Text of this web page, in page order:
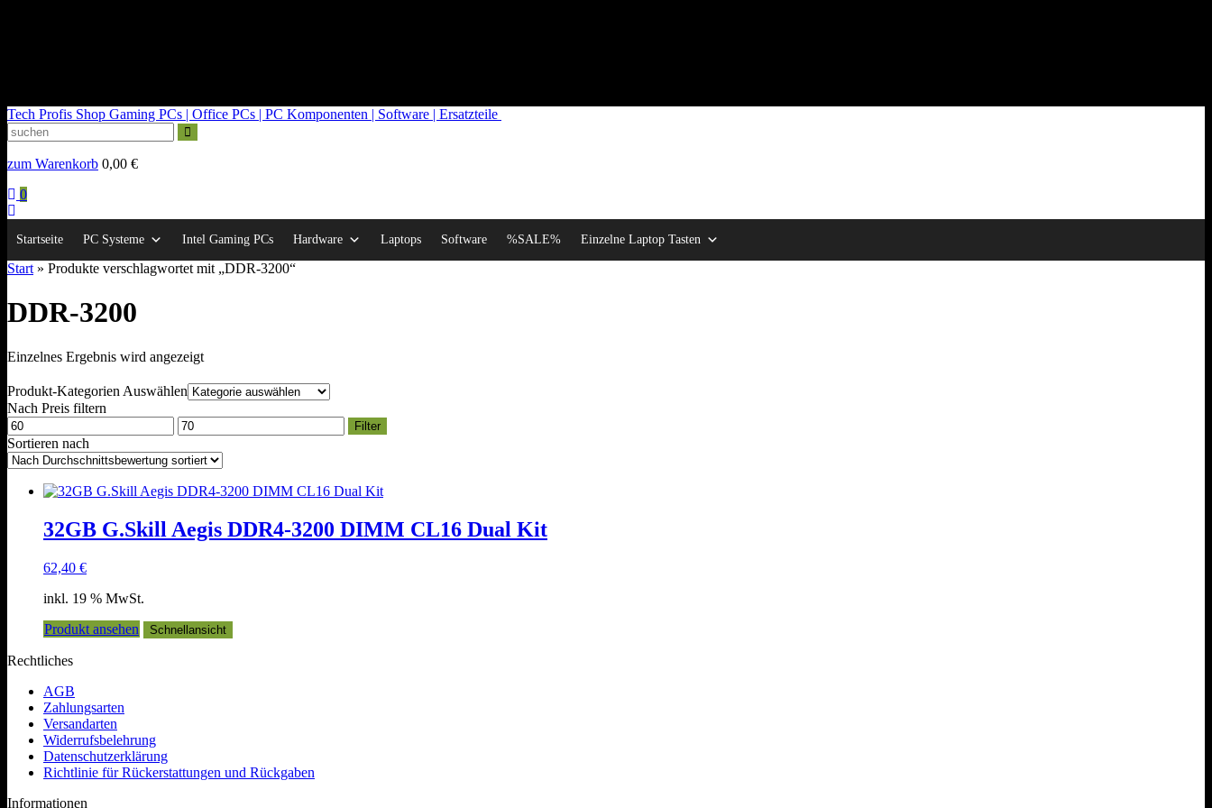
Tech Profis Shop Gaming PCs | Office PCs | PC Komponenten | Software | Ersatzteile
zum Warenkorb 0,00 €
0
Startseite PC Systeme Intel Gaming PCs Hardware Laptops Software %SALE% Einzelne Laptop Tasten
Start » Produkte verschlagwortet mit „DDR-3200“
DDR-3200
Einzelnes Ergebnis wird angezeigt
Produkt-Kategorien Auswählen
Nach Preis filtern
Min.
Preis
Max.
Preis
Filter
Sortieren nach
32GB G.Skill Aegis DDR4-3200 DIMM CL16 Dual Kit
62,40 €
inkl. 19 % MwSt.
Produkt ansehen
Schnellansicht
Rechtliches
AGB
Zahlungsarten
Versandarten
Widerrufsbelehrung
Datenschutzerklärung
Richtlinie für Rückerstattungen und Rückgaben
Informationen